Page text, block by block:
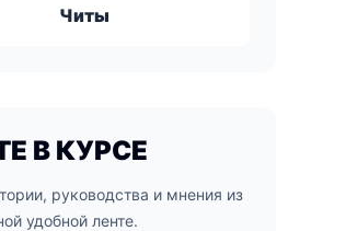
Читы
В КУРСЕ
руководства и мнения из
удобной ленте.